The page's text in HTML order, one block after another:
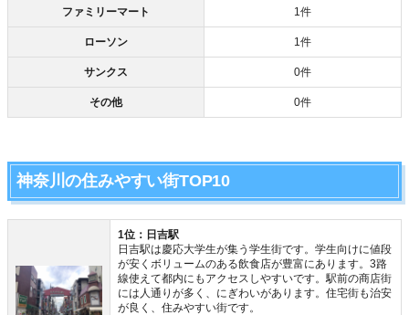
ファミリーマート 1件
ローソン 1件
サンクス 0件
その他 0件
神奈川の住みやすい街TOP10
1位：日吉駅
日吉駅は慶応大学生が集う学生街です。学生向けに値段
が安くボリュームのある飲食店が豊富にあります。3路
線使えて都内にもアクセスしやすいです。駅前の商店街
には人通りが多く、にぎわいがあります。住宅街も治安
が良く、住みやすい街です。